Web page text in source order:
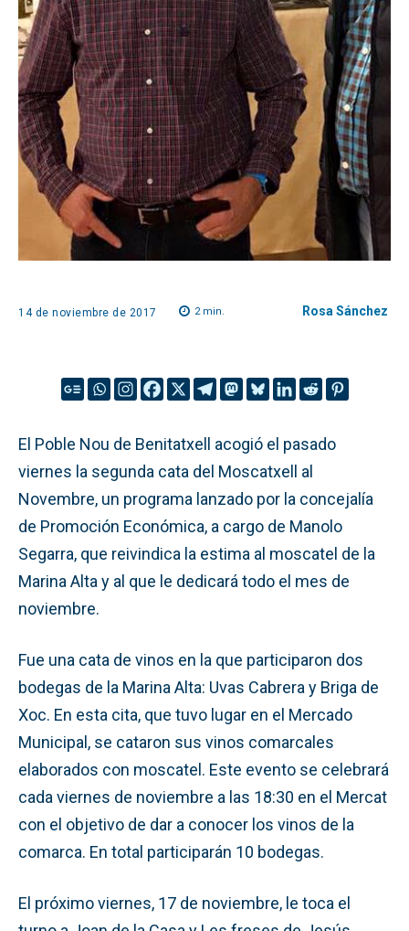
14 de noviembre de 2017 2min. Rosa Sánchez
El Poble Nou de Benitatxell acogió el pasado
viernes la segunda cata del Moscatxell al
Novembre, un programa lanzado por la concejalía
de Promoción Económica, a cargo de Manolo
Segarra, que reivindica la estima al moscatel de la
Marina Alta y al que le dedicará todo el mes de
noviembre.
Fue una cata de vinos en la que participaron dos
bodegas de la Marina Alta: Uvas Cabrera y Briga de
Xoc. En esta cita, que tuvo lugar en el Mercado
Municipal, se cataron sus vinos comarcales
elaborados con moscatel. Este evento se celebrará
cada viernes de noviembre a las 18:30 en el Mercat
con el objetivo de dar a conocer los vinos de la
comarca. En total participarán 10 bodegas.
El próximo viernes, 17 de noviembre, le toca el